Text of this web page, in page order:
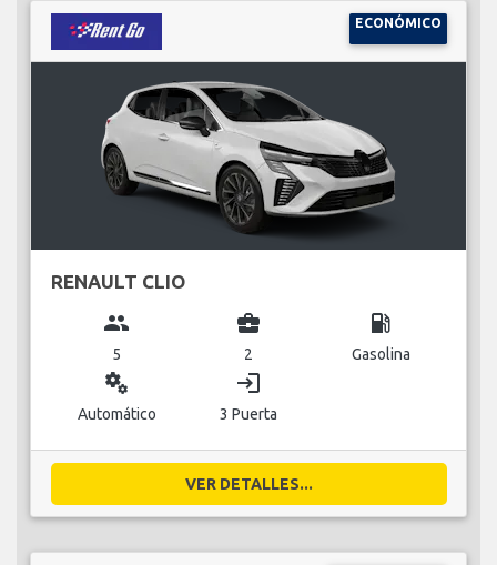
ECONÓMICO
RENAULT CLIO
group
5
business_center
2
local_gas_station
Gasolina
miscellaneous_services
Automático
login
3 Puerta
VER DETALLES...